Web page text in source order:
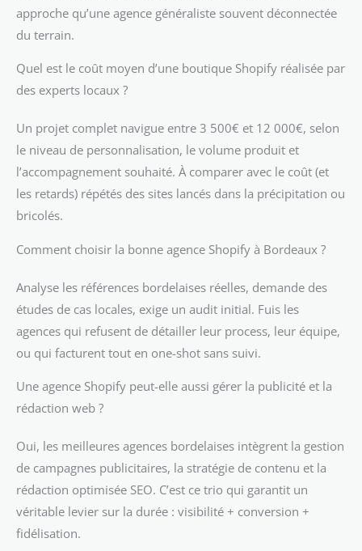
approche qu’une agence généraliste souvent déconnectée
du terrain.
Quel est le coût moyen d’une boutique Shopify réalisée par
des experts locaux ?
Un projet complet navigue entre 3 500€ et 12 000€, selon
le niveau de personnalisation, le volume produit et
l’accompagnement souhaité. À comparer avec le coût (et
les retards) répétés des sites lancés dans la précipitation ou
bricolés.
Comment choisir la bonne agence Shopify à Bordeaux ?
Analyse les références bordelaises réelles, demande des
études de cas locales, exige un audit initial. Fuis les
agences qui refusent de détailler leur process, leur équipe,
ou qui facturent tout en one-shot sans suivi.
Une agence Shopify peut-elle aussi gérer la publicité et la
rédaction web ?
Oui, les meilleures agences bordelaises intègrent la gestion
de campagnes publicitaires, la stratégie de contenu et la
rédaction optimisée SEO. C’est ce trio qui garantit un
véritable levier sur la durée : visibilité + conversion +
fidélisation.